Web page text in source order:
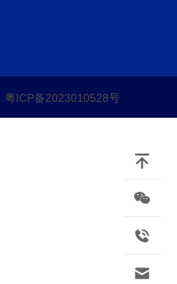
粤ICP备2023010528号